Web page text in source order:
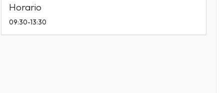
Horario
09:30-13:30